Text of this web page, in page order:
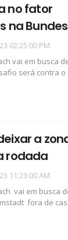
no fator
na
02:25:00 PM
vai em busca
será contra o
a
rodada
11:23:00 AM
vai em busca
fora de